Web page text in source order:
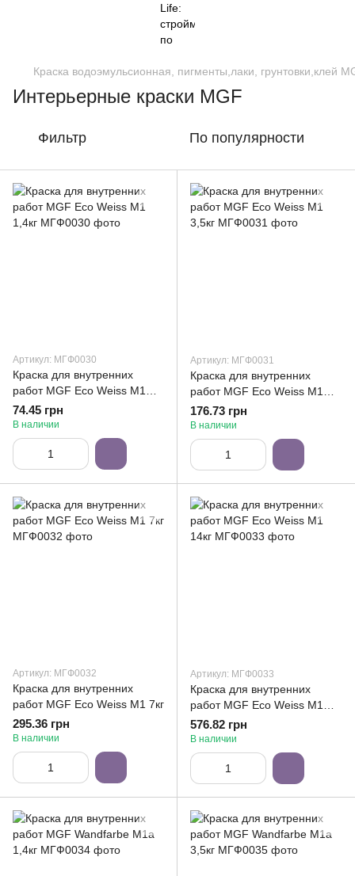
Краска водоэмульсионная, пигменты,лаки, грунтовки,клей
Интерьерные краски MGF
Фильтр По популярности
Артикул: МГФ0030
Краска для внутренних
работ MGF Eco Weiss M1
1,4кг
74.45 грн
В наличии
Артикул: МГФ0031
Краска для внутренних
работ MGF Eco Weiss M1
3,5кг
176.73 грн
В наличии
Артикул: МГФ0032
Краска для внутренних
работ MGF Eco Weiss M1 7кг
295.36 грн
В наличии
Артикул: МГФ0033
Краска для внутренних
работ MGF Eco Weiss M1
14кг
576.82 грн
В наличии